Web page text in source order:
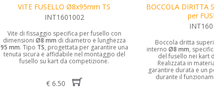
VITE FUSELLO Ø8x95mm TS
INT1601002
Vite di fissaggio specifica per fusello con
dimensioni Ø8 mm di diametro e lunghezza
95 mm. Tipo TS, progettata per garantire una
tenuta sicura e affidabile nel montaggio del
fusello su kart da competizione.
€ 6.50
BOCCOLA DIRITTA
per
Boccola dritta
interno Ø8 mm,
del fusello nei kart
Realizzata in
garantire durata e un
durante il